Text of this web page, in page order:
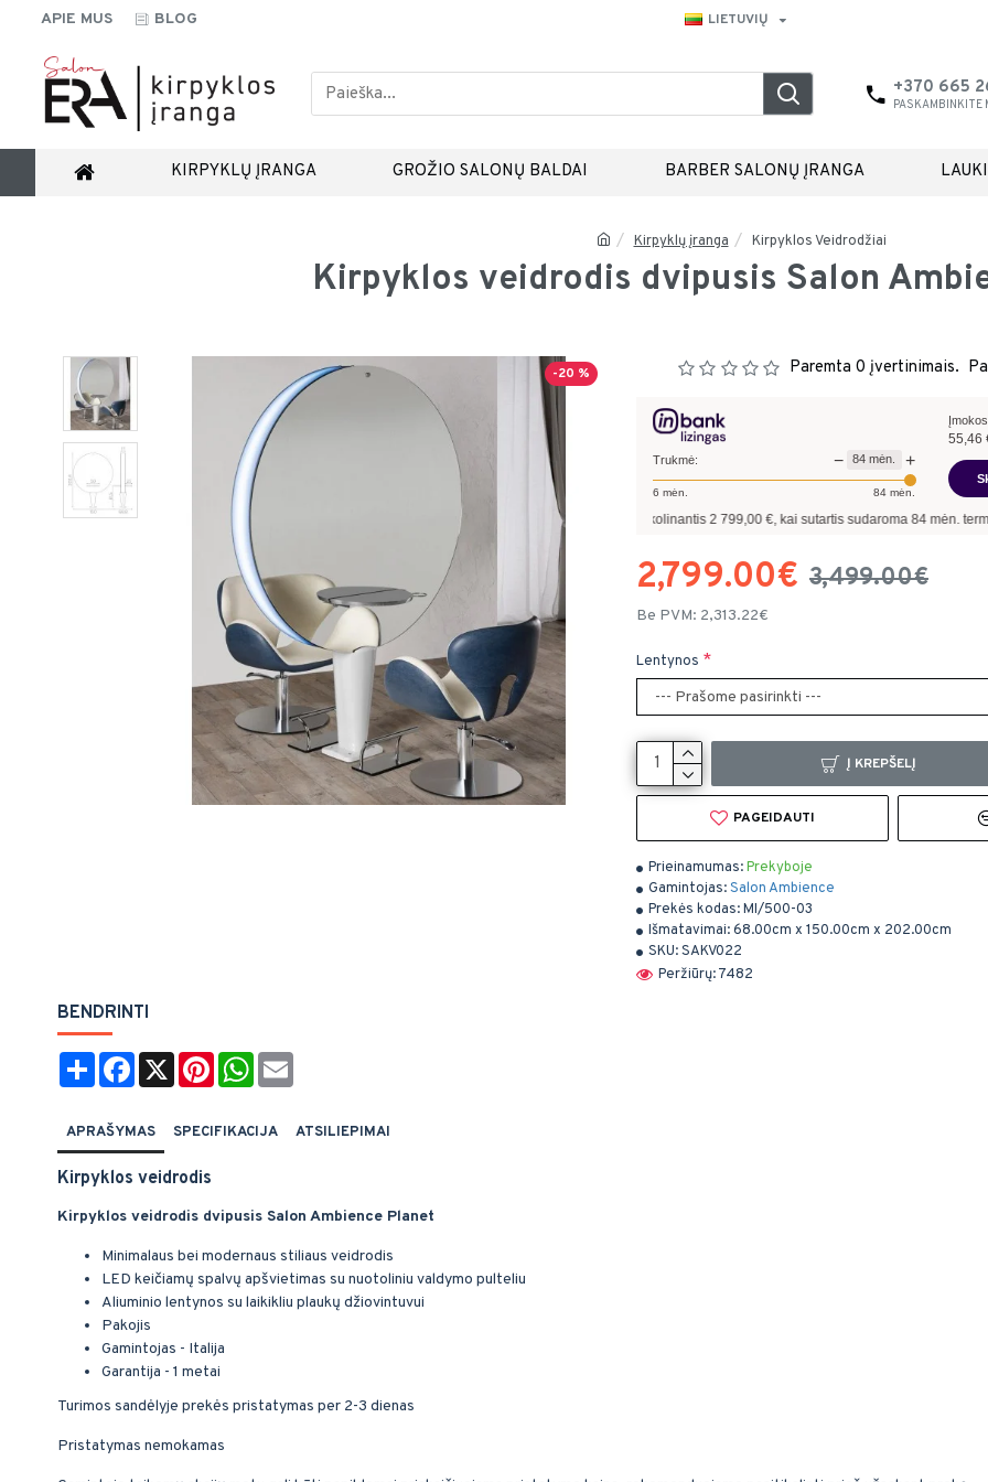
APIE MUS BLOG LIETUVIŲ
+370 665
PASKAMBINKITE
KIRPYKLŲ ĮRANGA GROŽIO SALONŲ BALDAI BARBER SALONŲ ĮRANGA
Kirpyklų įranga Kirpyklos Veidrodžiai
Kirpyklos veidrodis dvipusis Salon
-20 %
Prieinamumas:Prekyboje
Gamintojas:Salon Ambience
Prekės kodas:MI/500-03
Išmatavimai:68.00cm x 150.00cm x 202.00cm
SKU:SAKV022
Peržiūrų: 7482
Paremta 0 įvertinimais.
2,799.00€ 3,499.00€
Be PVM: 2,313.22€
Lentynos
Trukmė: − 84 mėn. +
6 mėn. 84mėn.
55,46
Pavyzdžiui, skolinantis €, kai sutartis sudaroma84mėn. terminui, metinė
Į KREPŠELĮ
PAGEIDAUTI
BENDRINTI
Share Facebook
X PinterestWhatsApp
APRAŠYMAS SPECIFIKACIJA ATSILIEPIMAI
Kirpyklos veidrodis
Kirpyklos veidrodis dvipusis Salon Ambience Planet
Minimalaus bei modernaus stiliaus veidrodis
LED keičiamų spalvų apšvietimas su nuotoliniu valdymo pulteliu
Aliuminio lentynos su laikikliu plaukų džiovintuvui
Pakojis
Gamintojas - Italija
Garantija - 1 metai
Turimos sandėlyje prekės pristatymas per 2-3 dienas
Pristatymas nemokamas